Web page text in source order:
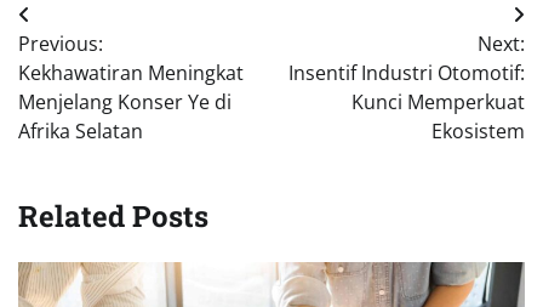
Navigasi
pos
Previous:
Kekhawatiran Meningkat
Menjelang Konser Ye di
Afrika Selatan
Next:
Insentif Industri Otomotif:
Kunci Memperkuat
Ekosistem
Related Posts